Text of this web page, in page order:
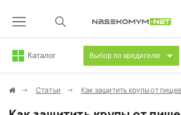
Каталог Выбор по вредителю
Статьи Как защитить крупы от